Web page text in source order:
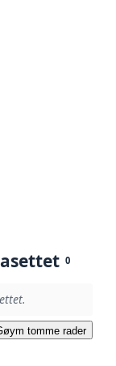
0
tomme rader